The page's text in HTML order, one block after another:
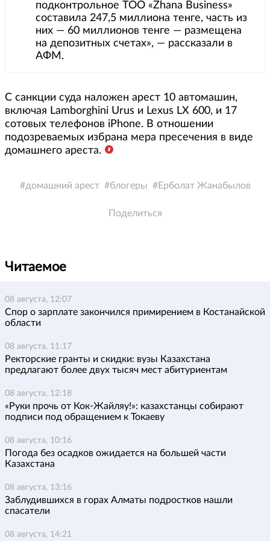
подконтрольное ТОО «Zhana Business»
составила 247,5 миллиона тенге, часть из
них — 60 миллионов тенге — размещена
на депозитных счетах», — рассказали в
АФМ.
С санкции суда наложен арест 10 автомашин,
включая Lamborghini Urus и Lexus LX 600, и 17
сотовых телефонов iPhone. В отношении
подозреваемых избрана мера пресечения в виде
домашнего ареста.
домашний арест блогеры Ерболат Жанабылов
Поделиться
Читаемое
08 августа, 12:07
Спор о зарплате закончился примирением в Костанайской
области
08 августа, 11:17
Ректорские гранты и скидки: вузы Казахстана
предлагают более двух тысяч мест абитуриентам
08 августа, 12:18
«Руки прочь от Кок-Жайляу!»: казахстанцы собирают
подписи под обращением к Токаеву
08 августа, 10:16
Погода без осадков ожидается на большей части
Казахстана
08 августа, 13:16
Заблудившихся в горах Алматы подростков нашли
спасатели
08 августа, 14:21